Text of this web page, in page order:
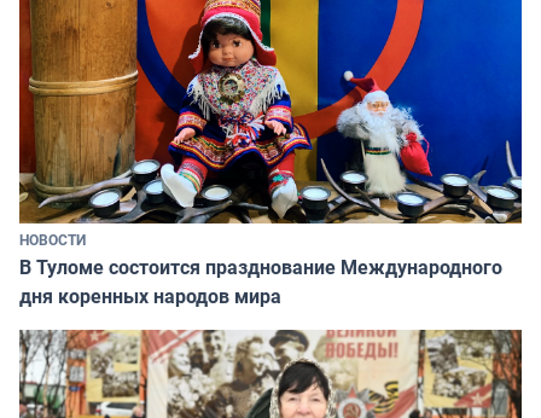
НОВОСТИ
В Туломе состоится празднование Международного
дня коренных народов мира